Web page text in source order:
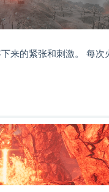
来的紧张和刺激。 每